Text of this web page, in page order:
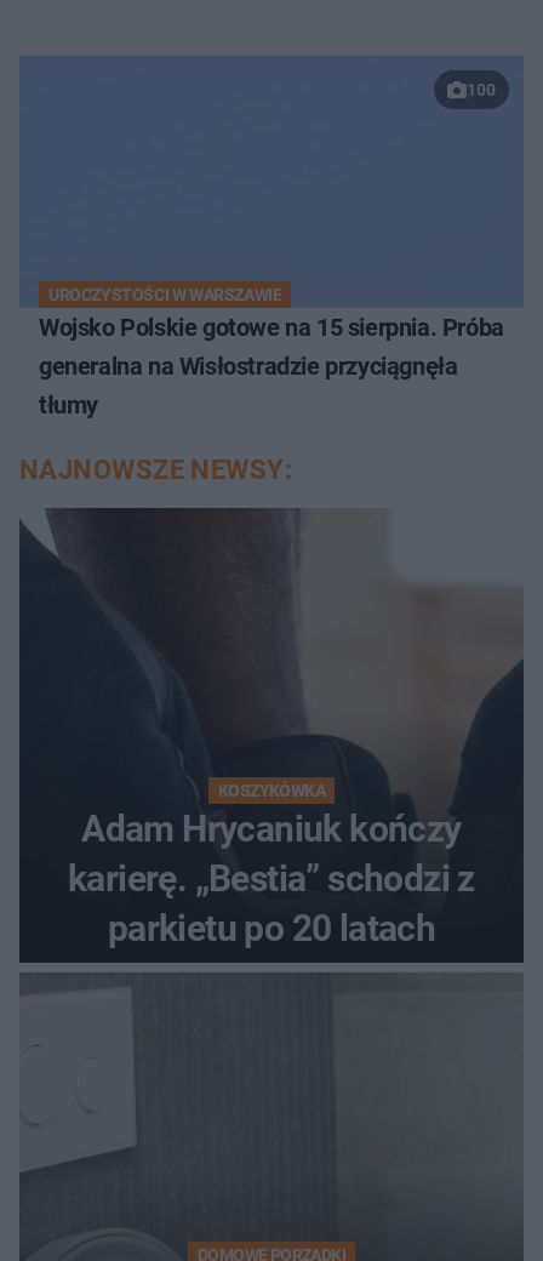
100
UROCZYSTOŚCI W WARSZAWIE
Wojsko Polskie gotowe na 15 sierpnia. Próba
generalna na Wisłostradzie przyciągnęła
tłumy
NAJNOWSZE NEWSY:
KOSZYKÓWKA
Adam Hrycaniuk kończy
karierę. „Bestia” schodzi z
parkietu po 20 latach
DOMOWE PORZĄDKI